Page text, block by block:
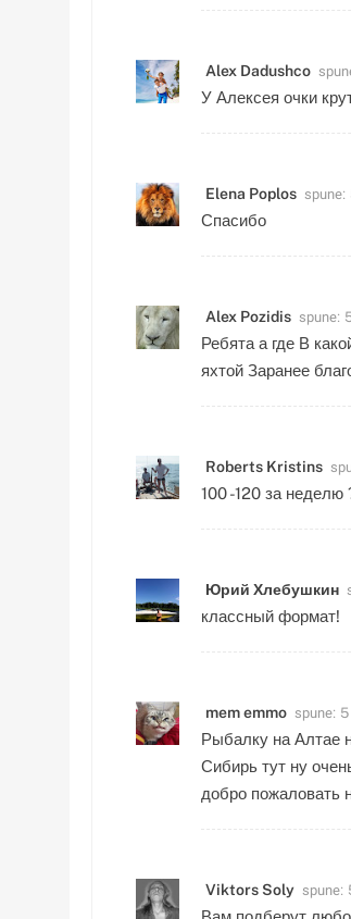
Alex Dadushco
У Алексея очки
Elena Poplos spune:
Спасибо
Alex Pozidis spune:
Ребята а где В
яхтой Заранее
Roberts Kristins
100 -120 за неделю
Юрий Хлебушкин
классный формат!
mem emmo spune:
Рыбалку на Алтае
Сибирь тут ну
добро пожаловать
Viktors Soly spune: